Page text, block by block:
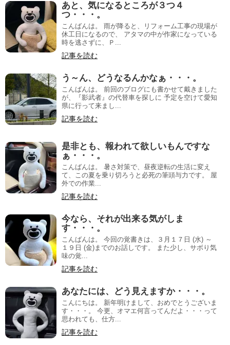
あと、気になるところが３つ４
つ・・・。
こんばんは。 雨が降ると、リフォーム工事の現場が
休工日になるので、 アタマの中が作家になっている
時を逃さずに、Ｐ...
記事を読む
う～ん、どうなるんかなぁ・・・。
こんばんは。 前回のブログにも書かせて戴きました
が、『影武者』の代替車を探しに 予定を空けて愛知
県に行って来まし...
記事を読む
是非とも、報われて欲しいもんですな
ぁ・・・。
こんばんは。 暑さ対策で、昼夜逆転の生活に変え
て、この夏を乗り切ろうと必死の筆頭与力です。 屋
外での作業...
記事を読む
今なら、それが出来る気がしま
す・・・。
こんばんは。 今回の覚書きは、３月１７日 (水) ～
１９日 (金)までのお話しです。 また少し、サボり気
味の覚...
記事を読む
あなたには、どう見えますか・・・。
こんにちは。 新年明けまして、おめでとうございま
す・・・。 今更、オマエ何言ってんだよ・・・って
思われても、仕方...
記事を読む